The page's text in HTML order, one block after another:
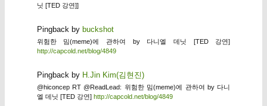
닛 [TED 강연]]
Pingback by buckshot
위험한 밈(meme)에 관하여 by 다니엘 데닛 [TED 강연]
http://capcold.net/blog/4849
Pingback by H.Jin Kim(김현진)
@hiconcep RT @ReadLead: 위험한 밈(meme)에 관하여 by 다니
엘 데닛 [TED 강연] http://capcold.net/blog/4849